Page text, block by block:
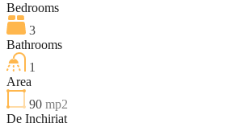
Bedrooms
3
Bathrooms
1
Area
90 mp2
De Inchiriat